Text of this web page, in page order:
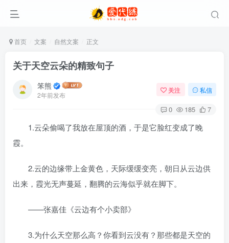
首页 文案 自然文案 正文
关于天空云朵的精致句子
笨熊
2年前发布
关注 私信
0 185 7
1.云朵偷喝了我放在屋顶的酒，于是它脸红变成了晚
霞。
2.云的边缘带上金黄色，天际缓缓变亮，朝日从云边供
出来，霞光无声蔓延，翻腾的云海似乎就在脚下。
——张嘉佳《云边有个小卖部》
3.为什么天空那么高？你看到云没有？那些都是天空的